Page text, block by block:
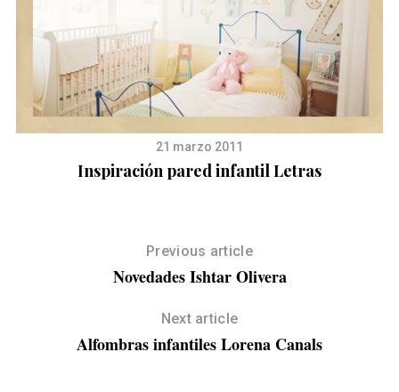
21 marzo 2011
Inspiración pared infantil Letras
Previous article
Novedades Ishtar Olivera
Next article
Alfombras infantiles Lorena Canals